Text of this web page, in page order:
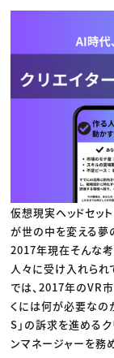
業界解説・キャ
映像クリエイタ
クリエイター
C＆R Magazine
ニュース・トレ
Web
映像
ゲーム・エンタメ
広告
CREATIVE
プ
仮想現実ヘッドセッ
が世の中を変える夢
2017年現在そんな
人々に受け入れられ
では、2017年のVR
くには何が必要なの
S」の訴求を進める
ンマネージャーを務